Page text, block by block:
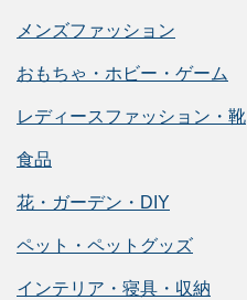
メンズファッション
おもちゃ・ホビー・ゲーム
レディースファッション・靴
食品
花・ガーデン・DIY
ペット・ペットグッズ
インテリア・寝具・収納